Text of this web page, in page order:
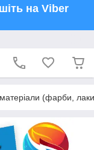
на Viber
(фарби,